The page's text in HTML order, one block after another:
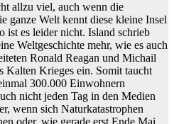
allzu viel, auch wenn die
ganze Welt kennt diese kleine Insel
ist es leider nicht. Island schrieb
Weltgeschichte mehr, wie es auch
Ronald Reagan und Michail
Kalten Krieges ein. Somit taucht
300.000 Einwohnern
nicht jeden Tag in den Medien
wenn sich Naturkatastrophen